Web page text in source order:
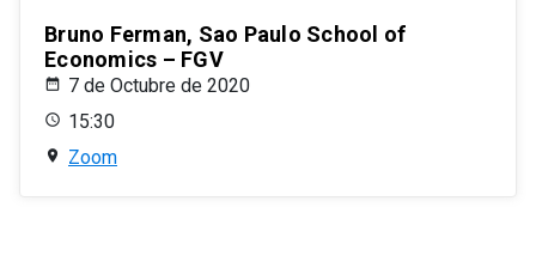
Bruno Ferman, Sao Paulo School of
Economics – FGV
7 de Octubre de 2020
15:30
Zoom